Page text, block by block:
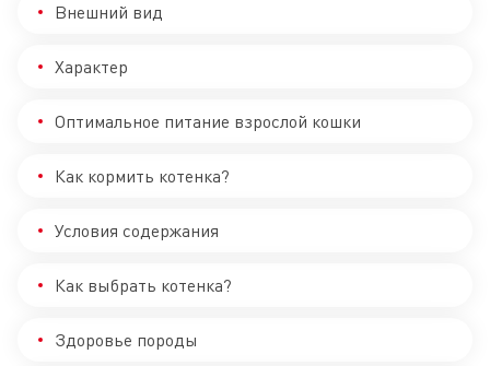
Внешний вид
Характер
Оптимальное питание взрослой кошки
Как кормить котенка?
Условия содержания
Как выбрать котенка?
Здоровье породы